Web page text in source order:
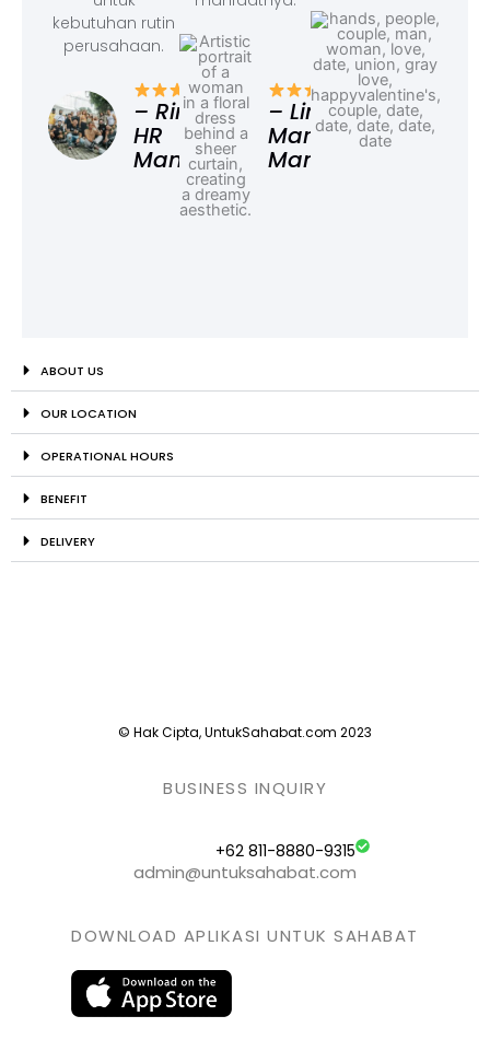
kebutuhan rutin
perusahaan.
– Rina,
HR
Manager
– Linda,
Marketing
Manager
ABOUT US
OUR LOCATION
OPERATIONAL HOURS
BENEFIT
DELIVERY
© Hak Cipta, UntukSahabat.com 2023
BUSINESS INQUIRY
+62 811-8880-9315
admin@untuksahabat.com
DOWNLOAD APLIKASI UNTUK SAHABAT